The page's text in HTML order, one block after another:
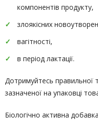
компонентів продукту,
злоякісних
вагітності,
в період лактації.
Дотримуйтесь правильної
зазначеної на упаковці
Біологічно активна